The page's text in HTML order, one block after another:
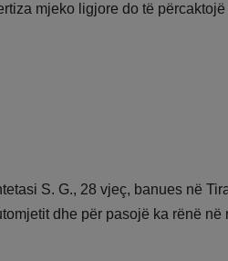
mjeko ligjore do të
S. G., 28 vjeç, banues në
dhe për pasojë ka rënë në